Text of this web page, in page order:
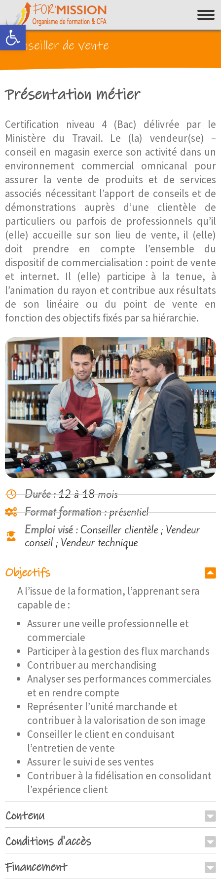
Ouvrir la barre d’outils
Conseiller de vente
Présentation métier
Certification niveau 4 (Bac) délivrée par le
Ministère du Travail. Le (la) vendeur(se) –
conseil en magasin exerce son activité dans un
environnement commercial omnicanal pour
assurer la vente de produits et de services
associés nécessitant l’apport de conseils et de
démonstrations auprès d’une clientèle de
particuliers ou parfois de professionnels qu’il
(elle) accueille sur son lieu de vente, il (elle)
doit prendre en compte l’ensemble du
dispositif de commercialisation : point de vente
et internet. Il (elle) participe à la tenue, à
l’animation du rayon et contribue aux résultats
de son linéaire ou du point de vente en
fonction des objectifs fixés par sa hiérarchie.
Durée :12 à 18 mois
Format formation :présentiel
Emploi visé :Conseiller clientèle ; Vendeur
conseil ; Vendeur technique
Objectifs
A l’issue de la formation, l’apprenant sera
capable de :
Assurer une veille professionnelle et
commerciale
Participer à la gestion des flux marchands
Contribuer au merchandising
Analyser ses performances commerciales
et en rendre compte
Représenter l’unité marchande et
contribuer à la valorisation de son image
Conseiller le client en conduisant
l’entretien de vente
Assurer le suivi de ses ventes
Contribuer à la fidélisation en consolidant
l’expérience client
Contenu
Conditions d'accès
Financement